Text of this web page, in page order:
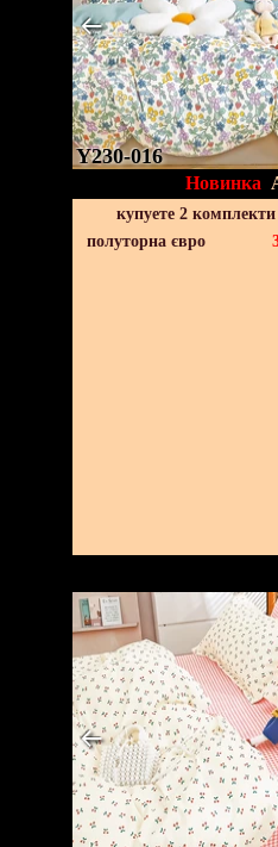
Y230-016
Новинка
купуете 2
полуторна євро